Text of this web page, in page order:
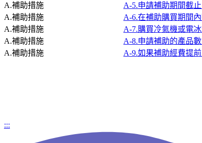
A.補助措施
A-5.申請補助期間截
A.補助措施
A-6.在補助購買期間
A.補助措施
A-7.購買冷氣機或電
A.補助措施
A-8.申請補助的產品
A.補助措施
A-9.如果補助經費提
:::